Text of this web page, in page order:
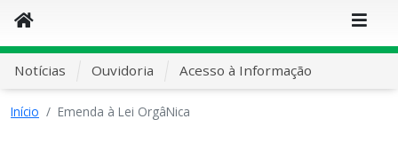
Notícias Ouvidoria Acesso à Informação
Início Emenda à Lei OrgâNica